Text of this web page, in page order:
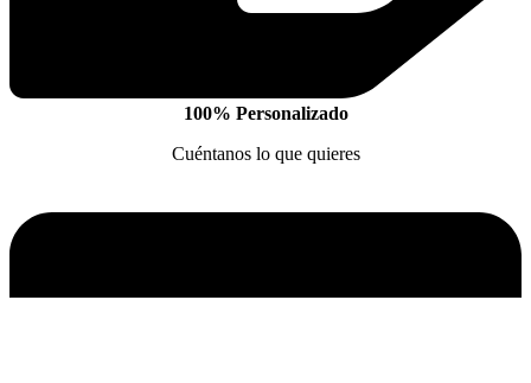
100% Personalizado
Cuéntanos lo que quieres